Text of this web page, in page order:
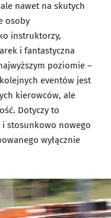
nawet na skutych
osoby
instruktorzy,
i fantastyczna
poziomie –
eventów jest
kierowców, ale
Dotyczy to
stosunkowo nowego
wyłącznie